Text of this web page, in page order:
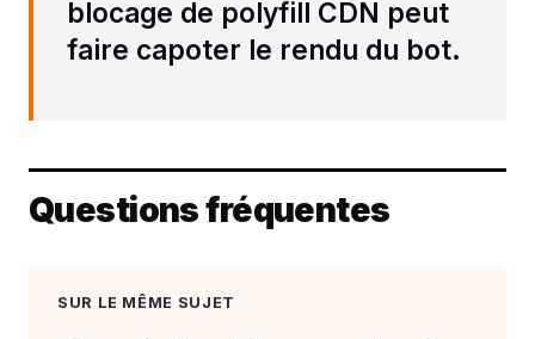
blocage de polyfill CDN peut
faire capoter le rendu du bot.
Questions fréquentes
SUR LE MÊME SUJET